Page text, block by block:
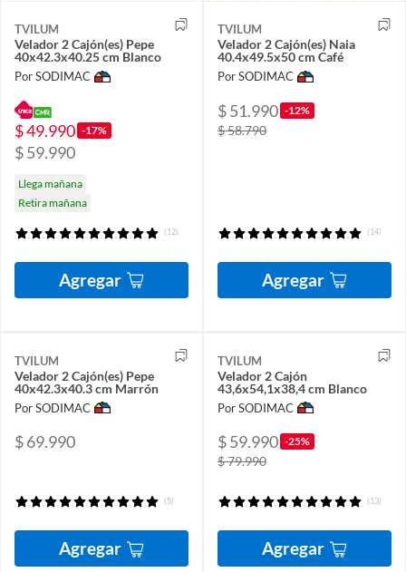
TVILUM
Velador 2 Cajón(es) Pepe
40x42.3x40.25 cm Blanco
Por SODIMAC
$ 49.990 -17%
$ 59.990
Llega mañana
Retira mañana
(12)
Agregar
TVILUM
Velador 2 Cajón(es) Naia
40.4x49.5x50 cm Café
Por SODIMAC
$ 51.990 -12%
$ 58.790
(14)
Agregar
TVILUM
Velador 2 Cajón(es) Pepe
40x42.3x40.3 cm Marrón
Por SODIMAC
$ 69.990
(5)
Agregar
TVILUM
Velador 2 Cajón
43,6x54,1x38,4 cm Blanco
Por SODIMAC
$ 59.990 -25%
$ 79.990
(13)
Agregar